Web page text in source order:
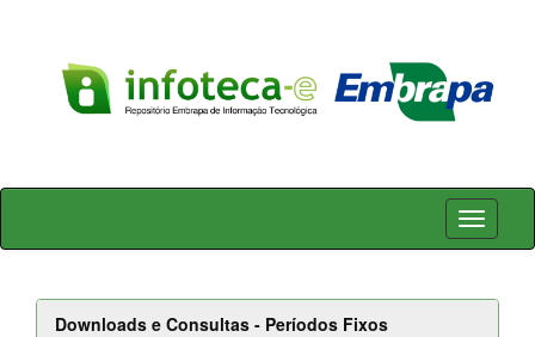
Skip
Downloads e Consultas - Períodos Fixos